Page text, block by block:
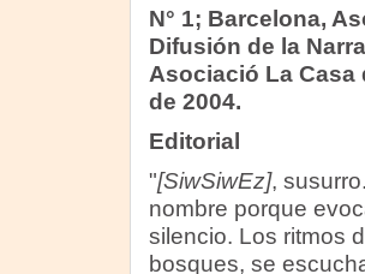
N° 1; Barcelona,
Difusión de la
Asociació La Casa
de 2004.
Editorial
"[SiwSiwEz],
nombre porque
silencio. Los ritmos
bosques, se